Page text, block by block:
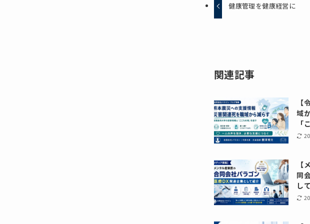
健康管理を健康経営に
関連記事
【
域
「
【
同
し